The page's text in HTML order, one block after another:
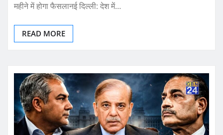
महीने में होगा फैसलानई दिल्ली: देश में…
READ MORE